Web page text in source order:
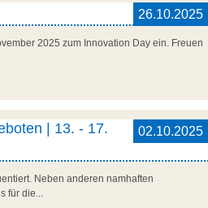
26.10.2025
2025 zum Innovation Day ein. Freuen
02.10.2025
| 13. - 17.
Neben anderen namhaften
für die...